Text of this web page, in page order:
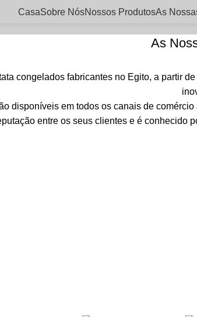
CasaSobre NósNossos ProdutosAs
As
congelados fabricantes no Egito, a partir
disponíveis em todos os canais de
entre os seus clientes e é